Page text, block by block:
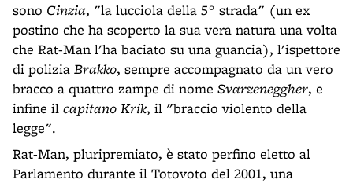
sono Cinzia, "la lucciola della 5° strada" (un ex
postino che ha scoperto la sua vera natura una volta
che Rat-Man l'ha baciato su una guancia), l'ispettore
di polizia Brakko, sempre accompagnato da un vero
bracco a quattro zampe di nome Svarzeneggher, e
infine il capitano Krik, il "braccio violento della
legge".
Rat-Man, pluripremiato, è stato perfino eletto al
Parlamento durante il Totovoto del 2001, una